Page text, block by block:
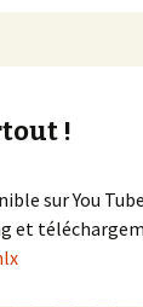
!
sur You
et